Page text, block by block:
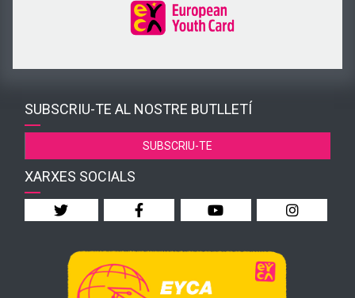
SUBSCRIU-TE AL NOSTRE BUTLLETÍ
SUBSCRIU-TE
XARXES SOCIALS